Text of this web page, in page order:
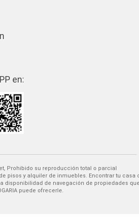
en:
Prohibido su reproducción total o parcial
disponibilidad de navegación de propiedades
puede ofrecerle.